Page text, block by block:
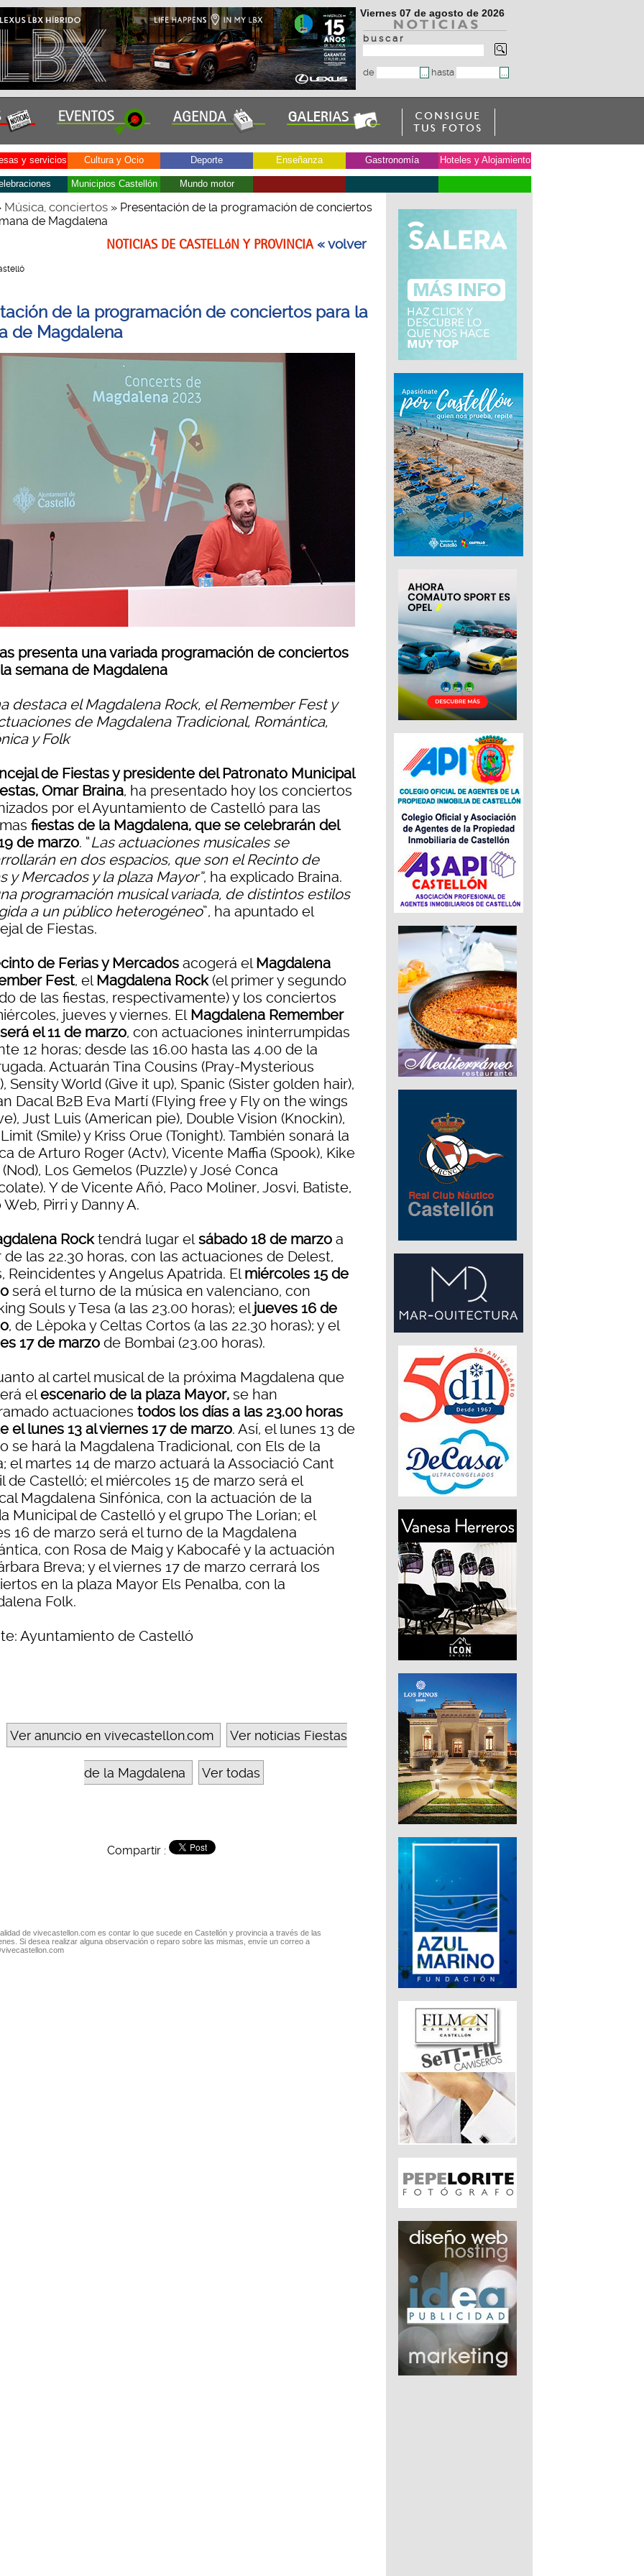
Viernes 07 de agosto de 2026
b u s c a r
de hasta
y servicios Cultura y Ocio Deporte Enseñanza Gastronomía Hoteles y Alojamiento
Municipios Castellón Mundo motor
Música, conciertos» Presentación de la programación de conciertos
de Magdalena
NOTICIAS DE CASTELLóN Y PROVINCIA« volver
de la programación de conciertos para la
de Magdalena
presenta una variada programación de conciertos
semana de Magdalena
destaca el Magdalena Rock, el Remember Fest y
de Magdalena Tradicional, Romántica,
y Folk
de Fiestas y presidente del Patronato Municipal
Omar Braina, ha presentado hoy los conciertos
por el Ayuntamiento de Castelló para las
fiestas de la Magdalena, que se celebrarán del
de marzo. “Las actuaciones musicales se
en dos espacios, que son el Recinto de
y Mercados y la plaza Mayor”, ha explicado Braina.
programación musical variada, de distintos estilos
a un público heterogéneo”, ha apuntado el
de Fiestas.
de Ferias y Mercados acogerá elMagdalena
Fest, elMagdalena Rock(el primer y segundo
de las fiestas, respectivamente) y los conciertos
jueves y viernes. ElMagdalena Remember
el 11 de marzo, con actuaciones ininterrumpidas
12 horas; desde las 16.00 hasta las 4.00 de la
Actuarán Tina Cousins (Pray-Mysterious
Sensity World (Give it up), Spanic (Sister golden hair),
Dacal B2B Eva Martí (Flying free y Fly on the wings
Just Luis (American pie), Double Vision (Knockin),
(Smile) y Kriss Orue (Tonight). También sonará la
de Arturo Roger (Actv), Vicente Maffia (Spook), Kike
Los Gemelos (Puzzle) y José Conca
Y de Vicente Añó, Paco Moliner, Josvi, Batiste,
Web, Pirri y Danny A.
Rocktendrá lugar elsábado 18 de marzo a
de las 22.30 horas, con las actuaciones de Delest,
Reincidentes y Angelus Apatrida. Elmiércoles 15 de
será el turno de la música en valenciano, con
Souls y Tesa (a las 23.00 horas); eljueves 16 de
, de Lèpoka y Celtas Cortos (a las 22.30 horas); y el
17 de marzo de Bombai (23.00 horas).
al cartel musical de la próxima Magdalena que
elescenario de la plaza Mayor, se han
actuaciones todos los días a las 23.00 horas
el lunes 13 al viernes 17 de marzo. Así, el lunes 13 de
se hará la Magdalena Tradicional, con Els de la
el martes 14 de marzo actuará la Associació Cant
de Castelló; el miércoles 15 de marzo será el
Magdalena Sinfónica, con la actuación de la
Municipal de Castelló y el grupo The Lorian; el
16 de marzo será el turno de la Magdalena
con Rosa de Maig y Kabocafé y la actuación
Breva; y el viernes 17 de marzo cerrará los
en la plaza Mayor Els Penalba, con la
Folk.
Ayuntamiento de Castelló
Ver anuncio en vivecastellon.com Ver noticias Fiestas
de la Magdalena Ver todas
Compartir :
de vivecastellon.com es contar lo que sucede en Castellón y provincia a través de las
Si desea realizar alguna observación o reparo sobre las mismas, envíe un correo a